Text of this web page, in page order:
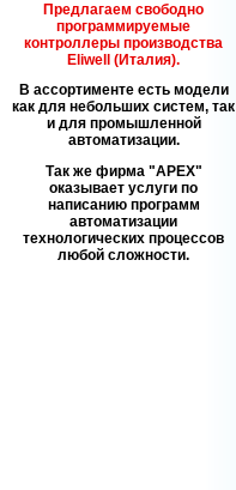
Предлагаем свободно
программируемые
контроллеры производства
Eliwell (Италия).
В ассортименте есть модели
как для небольших систем, так
и для промышленной
автоматизации.
Так же фирма
APEX
оказывает услуги по
написанию программ
автоматизации
технологических процессов
любой сложности.